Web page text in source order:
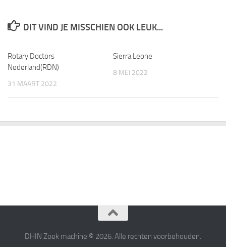
DIT VIND JE MISSCHIEN OOK LEUK...
Rotary Doctors
Nederland(RDN)
31 MAART 2022
Sierra Leone
8 MEI 2022
DHIN Zoek machine © 2026. Alle rechten voorbehouden.